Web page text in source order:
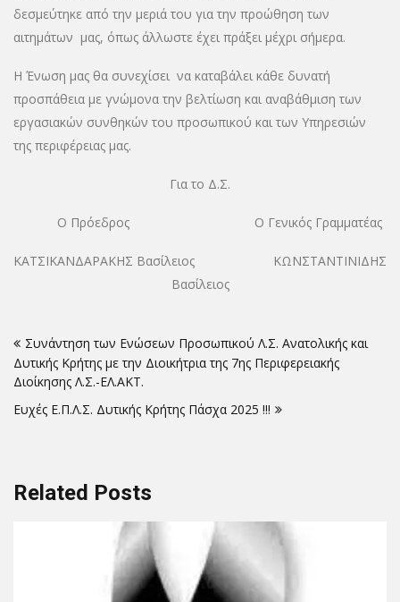
δεσμεύτηκε από την μεριά του για την προώθηση των
αιτημάτων μας, όπως άλλωστε έχει πράξει μέχρι σήμερα.
Η Ένωση μας θα συνεχίσει να καταβάλει κάθε δυνατή
προσπάθεια με γνώμονα την βελτίωση και αναβάθμιση των
εργασιακών συνθηκών του προσωπικού και των Υπηρεσιών
της περιφέρειας μας.
Για το Δ.Σ.
Ο Πρόεδρος Ο Γενικός Γραμματέας
ΚΑΤΣΙΚΑΝΔΑΡΑΚΗΣ Βασίλειος ΚΩΝΣΤΑΝΤΙΝΙΔΗΣ
Βασίλειος
άρθρων
Συνάντηση των Ενώσεων Προσωπικού Λ.Σ. Ανατολικής και
Δυτικής Κρήτης με την Διοικήτρια της 7ης Περιφερειακής
Διοίκησης Λ.Σ.-ΕΛ.ΑΚΤ.
Ευχές Ε.Π.Λ.Σ. Δυτικής Κρήτης Πάσχα 2025 !!!
Related Posts